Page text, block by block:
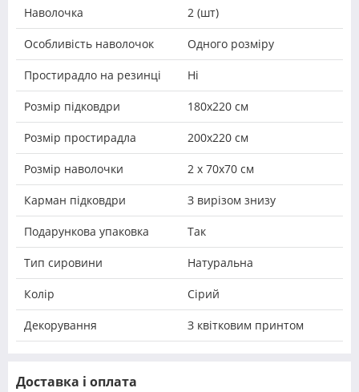
Наволочка 2 (шт)
Особливість наволочок Одного розміру
Простирадло на резинці Ні
Розмір підковдри 180х220 см
Розмір простирадла 200х220 см
Розмір наволочки 2 х 70х70 см
Карман підковдри З вирізом знизу
Подарункова упаковка Так
Тип сировини Натуральна
Колір Сірий
Декорування З квітковим принтом
Доставка і оплата